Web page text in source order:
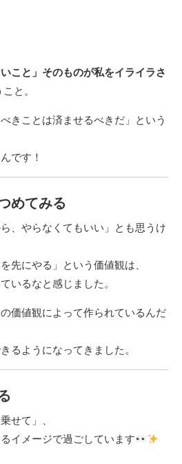
こと」そのものが私をイライラさ
と。
きことは済ませるべきだ」という
です！
めてみる
、やらなくてもいい」とも思うけ
先にやる」という価値観は、
いるなと感じました。
価値観によって作られているんだ
るようになってきました。
せて」、
イメージで過ごしています